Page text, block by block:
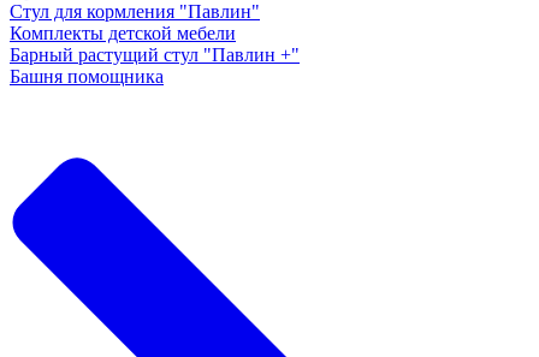
Стул для кормления "Павлин"
Комплекты детской мебели
Барный растущий стул "Павлин +"
Башня помощника